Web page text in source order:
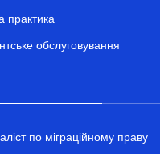
практика
обслуговування
по міграційному праву